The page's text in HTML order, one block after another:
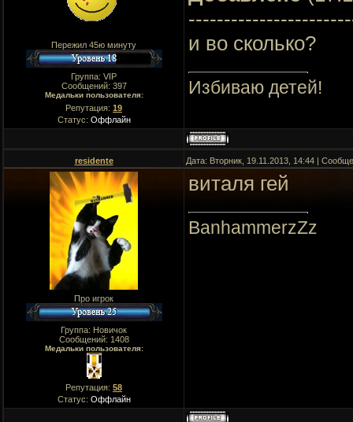
Пережил 45ю минуту
Группа: VIP
Сообщений: 397
Медальки пользователя:
Репутация: 19
Статус: Оффлайн
и во сколько?
Избиваю детей!
residente Дата: Вторник, 19.11.2013, 14:44 |
Про игрок
Группа: Новичок
Сообщений: 1408
Медальки пользователя:
Репутация: 58
Статус: Оффлайн
виталя гей
BanhammerzZz